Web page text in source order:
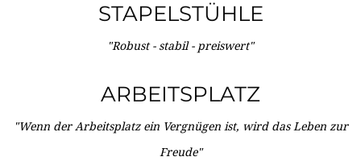
STAPELSTÜHLE
"Robust - stabil - preiswert"
ARBEITSPLATZ
"Wenn der Arbeitsplatz ein Vergnügen ist, wird das Leben zur
Freude"